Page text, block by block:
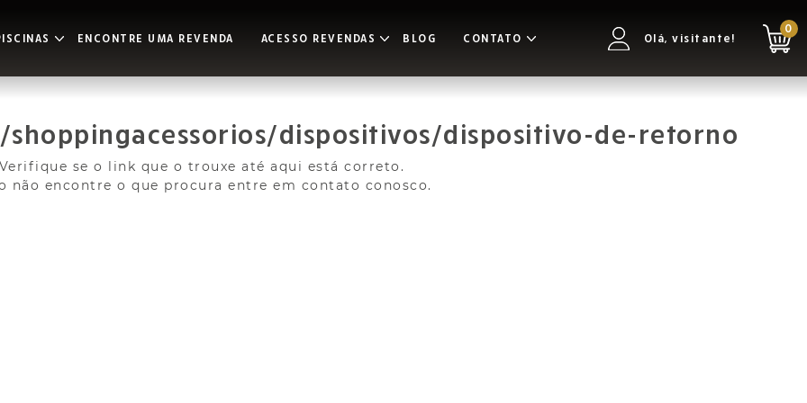
ENCONTRE UMA REVENDA ACESSO REVENDAS BLOG CONTATO Olá, visitante!
0
/shoppingacessorios/dispositivos/dispositivo-de-retorno
se o link que o trouxe até aqui está correto.
não encontre o que procura entre em contato conosco.